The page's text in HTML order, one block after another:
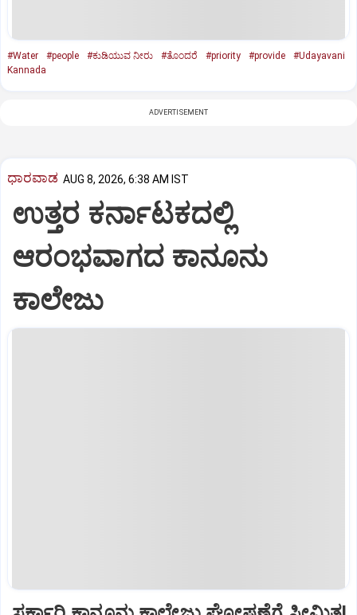
#Water #people #ಕುಡಿಯುವ ನೀರು #ತೊಂದರೆ #priority #provide
#Udayavani
Kannada
ADVERTISEMENT
ಧಾರವಾಡ AUG 8, 2026, 6:38 AM IST
ಉತ್ತರ ಕರ್ನಾಟಕದಲ್ಲಿ
ಆರಂಭವಾಗದ ಕಾನೂನು
ಕಾಲೇಜು